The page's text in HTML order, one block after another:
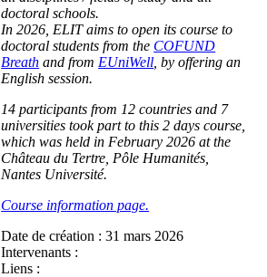
doctoral schools.
In 2026, ELIT aims to open its course to
doctoral students from the COFUND
Breath and from EUniWell , by offering an
English session.
14 participants from 12 countries and 7
universities took part to this 2 days course,
which was held in February 2026 at the
Château du Tertre, Pôle Humanités,
Nantes Université.
Course information page.
Date de création : 31 mars 2026
Intervenants :
Liens :